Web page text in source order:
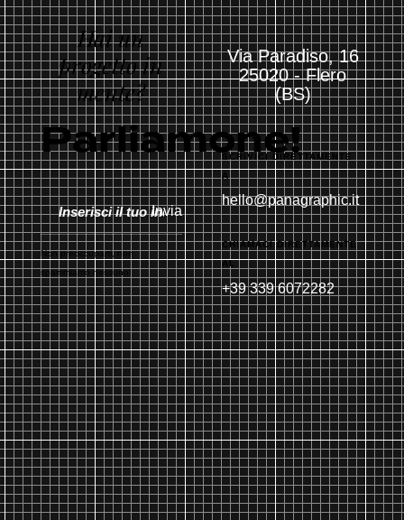
Hai un
progetto in
mente?
Parliamone!
Invia
Non preoccuparti, non
spammiamo nessuno!
Via Paradiso, 16
25020 - Flero
(BS)
SCRIVICI DIRETTAMENTE
hello@panagraphic.it
CHIAMACI DIRETTAMENTE
AL
+39 339 6072282